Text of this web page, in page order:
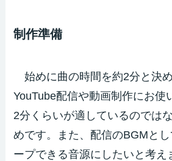
制作準備
始めに曲の時間を約2分と決め
YouTube配信や動画制作にお使
2分くらいが適しているのでは
めです。また、配信のBGMと
ープできる音源にしたいと考え